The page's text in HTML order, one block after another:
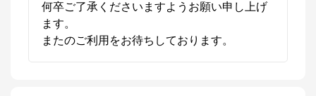
何卒ご了承くださいますようお願い申し上げ
ます。
またのご利用をお待ちしております。